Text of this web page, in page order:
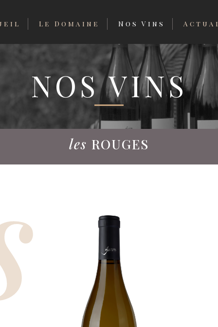
Le Domaine Nos Vins
NOS VINS
les ROUGES
Condrieu
La vieille maison
Assemblages de lieux-dits sur
l’appellation Condrieu, berceau du
cépage Viognier. Un vin sec
traditionnel, aux arômes de pêche et